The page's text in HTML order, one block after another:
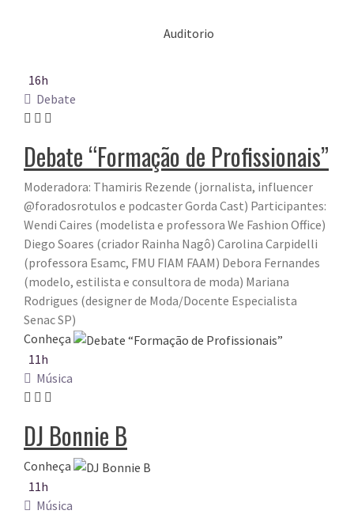
Auditorio
16h
Debate
Debate “Formação de Profissionais”
Moderadora: Thamiris Rezende (jornalista, influencer
@foradosrotulos e podcaster Gorda Cast) Participantes:
Wendi Caires (modelista e professora We Fashion Office)
Diego Soares (criador Rainha Nagô) Carolina Carpidelli
(professora Esamc, FMU FIAM FAAM) Debora Fernandes
(modelo, estilista e consultora de moda) Mariana
Rodrigues (designer de Moda/Docente Especialista
Senac SP)
Conheça
11h
Música
DJ Bonnie B
Conheça
11h
Música